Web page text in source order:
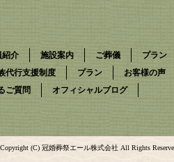
紹介 施設案内 ご葬儀 プラン
代行支援制度 プラン お客様の声
ご質問 オフィシャルブログ
Copyright (C) 冠婚葬祭エール株式会社 All Rights